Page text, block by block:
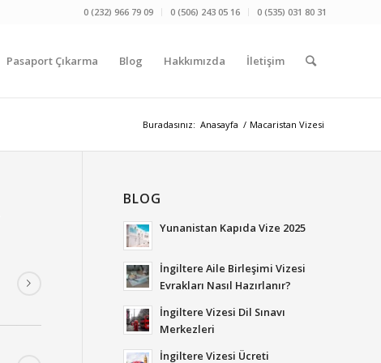
0 (232) 966 79 09 0 (506) 243 05 16 0 (535) 031 80 31
Pasaport Çıkarma Blog Hakkımızda İletişim
Buradasınız: Anasayfa / Macaristan Vizesi
BLOG
Yunanistan Kapıda Vize 2025
İngiltere Aile Birleşimi Vizesi
Evrakları Nasıl Hazırlanır?
İngiltere Vizesi Dil Sınavı
Merkezleri
İngiltere Vizesi Ücreti